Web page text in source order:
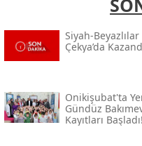
Siyah-Beyazlılar
Çekya’da
Onikişubat'ta
Gündüz
Kayıtları Başladı!